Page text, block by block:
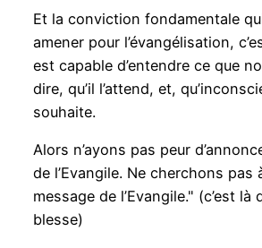
Et la conviction fondamentale
amener pour l’évangélisation,
est capable d’entendre ce que
dire, qu’il l’attend, et,
souhaite.
Alors n’ayons pas peur
de l’Evangile. Ne cherchons pas
message de l’Evangile." (c’est là
blesse)